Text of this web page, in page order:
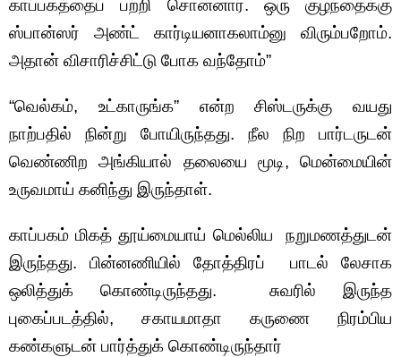
காப்பகத்தைப் பற்றி சொன்னார். ஒரு குழந்தைக்கு
ஸ்பான்ஸர் அண்ட் கார்டியனாகலாம்னு விரும்பறோம்.
அதான் விசாரிச்சிட்டு போக வந்தோம்”
“வெல்கம், உட்காருங்க” என்ற சிஸ்டருக்கு வயது
நாற்பதில் நின்று போயிருந்தது. நீல நிற பார்டருடன்
வெண்ணிற அங்கியால் தலையை மூடி, மென்மையின்
உருவமாய் கனிந்து இருந்தாள்.
காப்பகம் மிகத் தூய்மையாய் மெல்லிய நறுமணத்துடன்
இருந்தது. பின்னணியில் தோத்திரப் பாடல் லேசாக
ஒலித்துக் கொண்டிருந்தது. சுவரில் இருந்த
புகைப்படத்தில், சகாயமாதா கருணை நிரம்பிய
கண்களுடன் பார்த்துக் கொண்டிருந்தார்